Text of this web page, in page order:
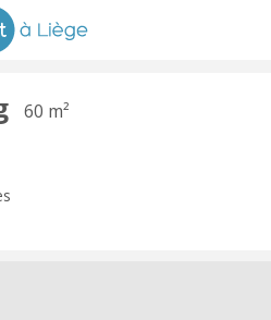
60 m²